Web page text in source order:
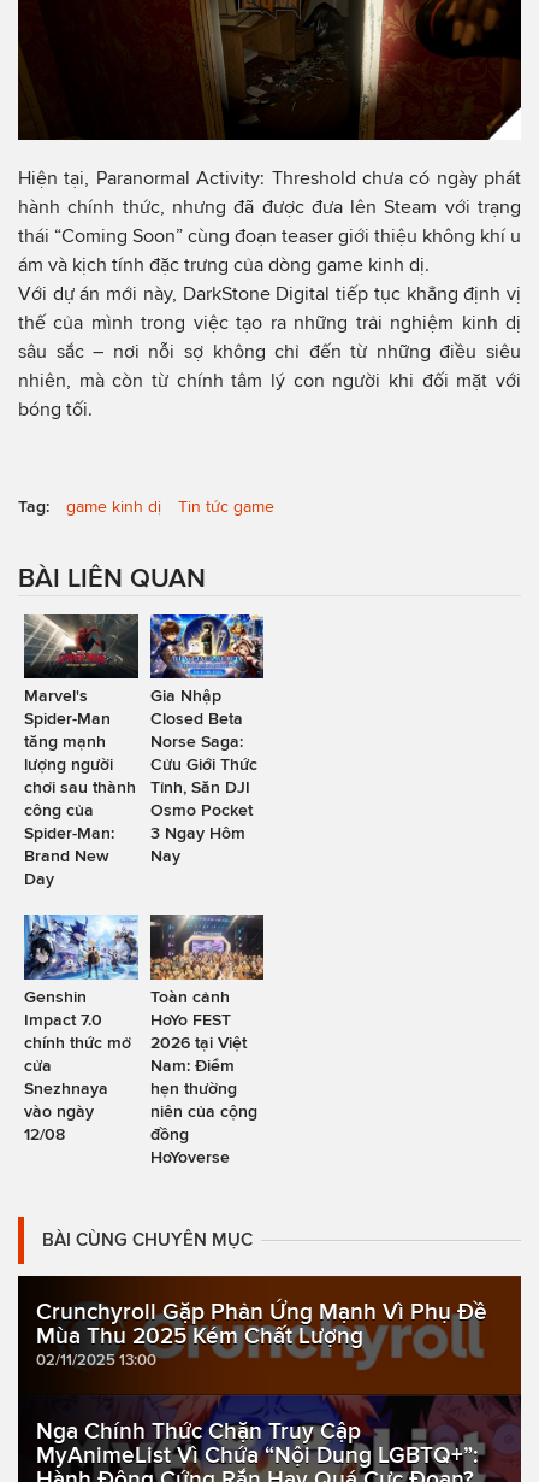
Hiện tại, Paranormal Activity: Threshold chưa có ngày phát
hành chính thức, nhưng đã được đưa lên Steam với trạng
thái “Coming Soon” cùng đoạn teaser giới thiệu không khí u
ám và kịch tính đặc trưng của dòng game kinh dị.
Với dự án mới này, DarkStone Digital tiếp tục khẳng định vị
thế của mình trong việc tạo ra những trải nghiệm kinh dị
sâu sắc – nơi nỗi sợ không chỉ đến từ những điều siêu
nhiên, mà còn từ chính tâm lý con người khi đối mặt với
bóng tối.
Tag: game kinh dị Tin tức game
BÀI LIÊN QUAN
Marvel's
Spider-Man
tăng mạnh
lượng người
chơi sau thành
công của
Spider-Man:
Brand New
Day
Gia Nhập
Closed Beta
Norse Saga:
Cửu Giới Thức
Tỉnh, Săn DJI
Osmo Pocket
3 Ngay Hôm
Nay
Genshin
Impact 7.0
chính thức mở
cửa
Snezhnaya
vào ngày
12/08
Toàn cảnh
HoYo FEST
2026 tại Việt
Nam: Điểm
hẹn thường
niên của cộng
đồng
HoYoverse
BÀI CÙNG CHUYÊN MỤC
Crunchyroll Gặp Phản Ứng Mạnh Vì Phụ Đề
Mùa Thu 2025 Kém Chất Lượng
02/11/2025 13:00
Nga Chính Thức Chặn Truy Cập
MyAnimeList Vì Chứa “Nội Dung LGBTQ+”: